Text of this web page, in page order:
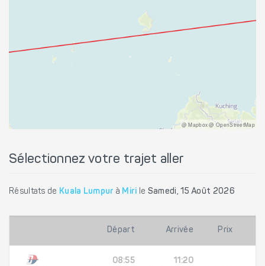
@ Mapbox @ OpenStreetMap
Sélectionnez votre trajet aller
Résultats de Kuala Lumpur à Miri le Samedi, 15 Août 2026
Départ Arrivée Prix
08:55
11:20